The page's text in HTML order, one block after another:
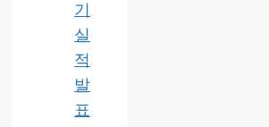
기
실
적
발
표